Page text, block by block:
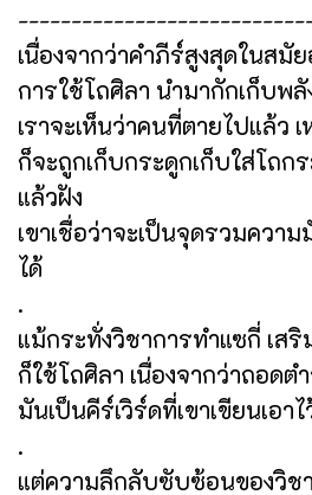
เนื่องจากว่าคำภีร์สูงสุดในสมั
การใช้โถศิลา นำมากักเก็บพลั
เราจะเห็นว่าคนที่ตายไปแล้ว
ก็จะถูกเก็บกระดูกเก็บใส่โถก
แล้วฝัง
เขาเชื่อว่าจะเป็นจุดรวมควา
ได้
.
แม้กระทั่งวิชาการทำแซกี่ เสริ
ก็ใช้โถศิลา เนื่องจากว่าถอด
มันเป็นคีร์เวิร์ดที่เขาเขียนเอาไ
.
แต่ความลึกลับซับซ้อนของวิช